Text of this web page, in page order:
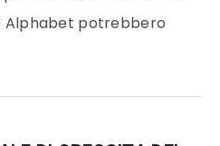
Alphabet potrebbero